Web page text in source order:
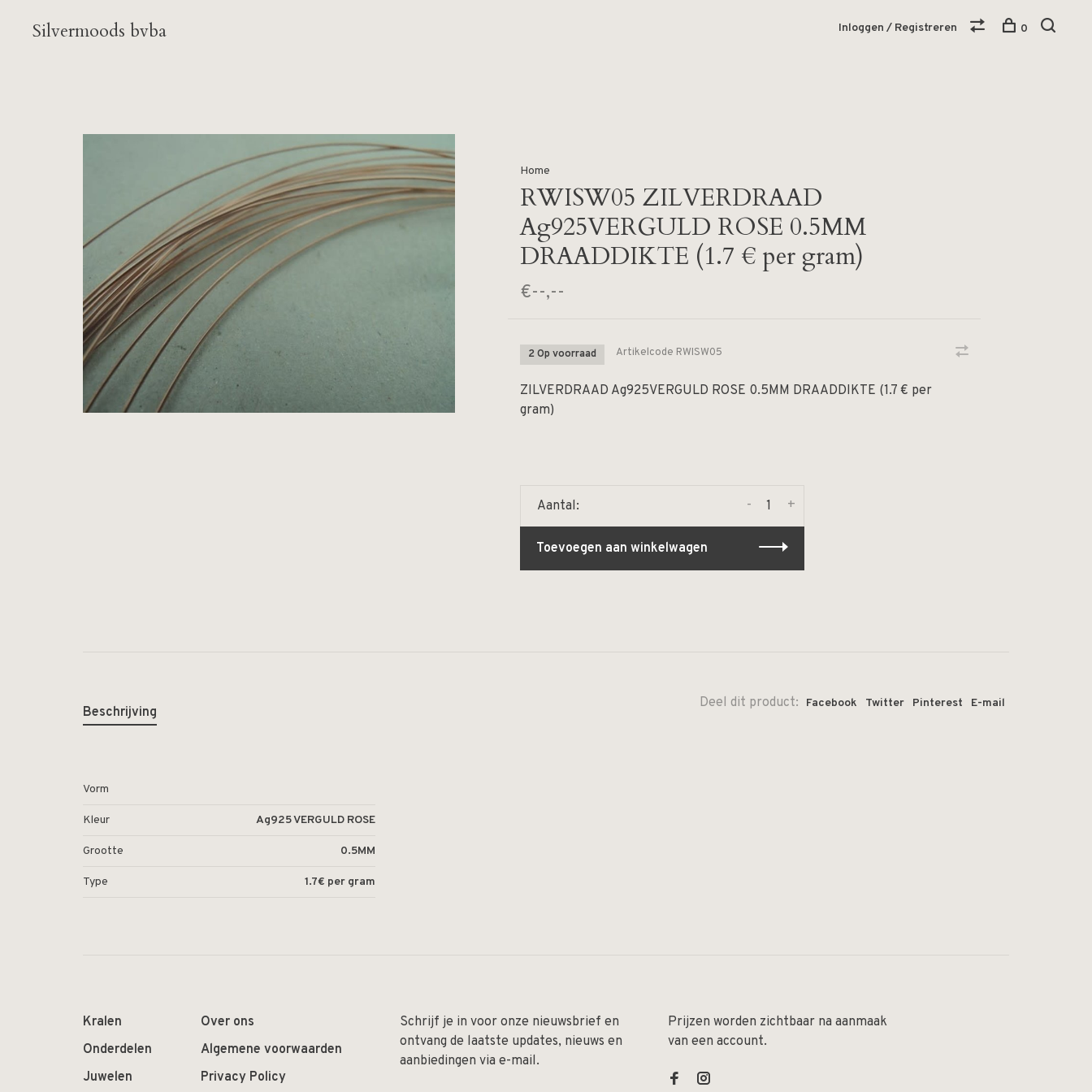
Silvermoods bvba Inloggen / Registreren 0
Home
RWISW05 ZILVERDRAAD
Ag925VERGULD ROSE 0.5MM
DRAADDIKTE (1.7 € per gram)
€--,--
2 Op voorraad Artikelcode RWISW05
ZILVERDRAAD Ag925VERGULD ROSE 0.5MM DRAADDIKTE (1.7 € per
gram)
Aantal: +
-
Toevoegen aan winkelwagen
Deel dit product: Facebook Twitter Pinterest E-mail
Beschrijving
Vorm
Kleur Ag925 VERGULD ROSE
Grootte 0.5MM
Type 1.7€ per gram
Kralen
Onderdelen
Juwelen
Over ons
Algemene voorwaarden
Privacy Policy
Schrijf je in voor onze nieuwsbrief en
ontvang de laatste updates, nieuws en
aanbiedingen via e-mail.
Prijzen worden zichtbaar na aanmaak
van een account.